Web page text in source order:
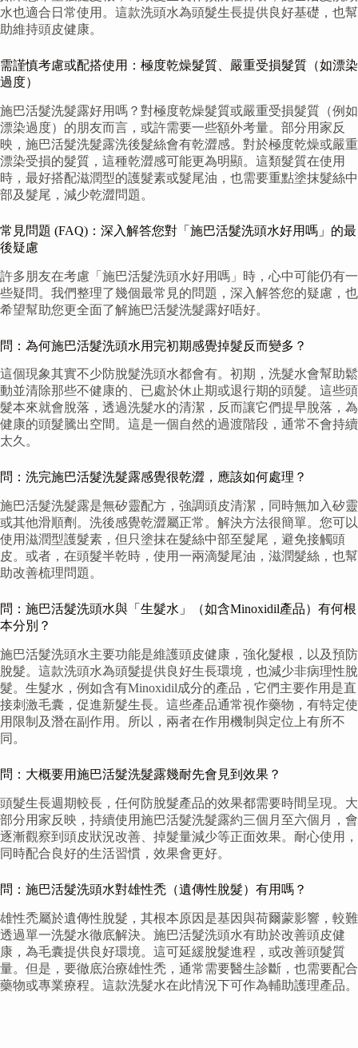
水也適合日常使用。這款洗頭水為頭髮生長提供良好基礎，也幫
助維持頭皮健康。
需謹慎考慮或配搭使用：極度乾燥髮質、嚴重受損髮質（如漂染
過度）
施巴活髮洗髮露好用嗎？對極度乾燥髮質或嚴重受損髮質（例如
漂染過度）的朋友而言，或許需要一些額外考量。部分用家反
映，施巴活髮洗髮露洗後髮絲會有乾澀感。對於極度乾燥或嚴重
漂染受損的髮質，這種乾澀感可能更為明顯。這類髮質在使用
時，最好搭配滋潤型的護髮素或髮尾油，也需要重點塗抹髮絲中
部及髮尾，減少乾澀問題。
常見問題 (FAQ)：深入解答您對「施巴活髮洗頭水好用嗎」的最
後疑慮
許多朋友在考慮「施巴活髮洗頭水好用嗎」時，心中可能仍有一
些疑問。我們整理了幾個最常見的問題，深入解答您的疑慮，也
希望幫助您更全面了解施巴活髮洗髮露好唔好。
問：為何施巴活髮洗頭水用完初期感覺掉髮反而變多？
這個現象其實不少防脫髮洗頭水都會有。初期，洗髮水會幫助鬆
動並清除那些不健康的、已處於休止期或退行期的頭髮。這些頭
髮本來就會脫落，透過洗髮水的清潔，反而讓它們提早脫落，為
健康的頭髮騰出空間。這是一個自然的過渡階段，通常不會持續
太久。
問：洗完施巴活髮洗髮露感覺很乾澀，應該如何處理？
施巴活髮洗髮露是無矽靈配方，強調頭皮清潔，同時無加入矽靈
或其他滑順劑。洗後感覺乾澀屬正常。解決方法很簡單。您可以
使用滋潤型護髮素，但只塗抹在髮絲中部至髮尾，避免接觸頭
皮。或者，在頭髮半乾時，使用一兩滴髮尾油，滋潤髮絲，也幫
助改善梳理問題。
問：施巴活髮洗頭水與「生髮水」（如含Minoxidil產品）有何根
本分別？
施巴活髮洗頭水主要功能是維護頭皮健康，強化髮根，以及預防
脫髮。這款洗頭水為頭髮提供良好生長環境，也減少非病理性脫
髮。生髮水，例如含有Minoxidil成分的產品，它們主要作用是直
接刺激毛囊，促進新髮生長。這些產品通常視作藥物，有特定使
用限制及潛在副作用。所以，兩者在作用機制與定位上有所不
同。
問：大概要用施巴活髮洗髮露幾耐先會見到效果？
頭髮生長週期較長，任何防脫髮產品的效果都需要時間呈現。大
部分用家反映，持續使用施巴活髮洗髮露約三個月至六個月，會
逐漸觀察到頭皮狀況改善、掉髮量減少等正面效果。耐心使用，
同時配合良好的生活習慣，效果會更好。
問：施巴活髮洗頭水對雄性禿（遺傳性脫髮）有用嗎？
雄性禿屬於遺傳性脫髮，其根本原因是基因與荷爾蒙影響，較難
透過單一洗髮水徹底解決。施巴活髮洗頭水有助於改善頭皮健
康，為毛囊提供良好環境。這可延緩脫髮進程，或改善頭髮質
量。但是，要徹底治療雄性禿，通常需要醫生診斷，也需要配合
藥物或專業療程。這款洗髮水在此情況下可作為輔助護理產品。